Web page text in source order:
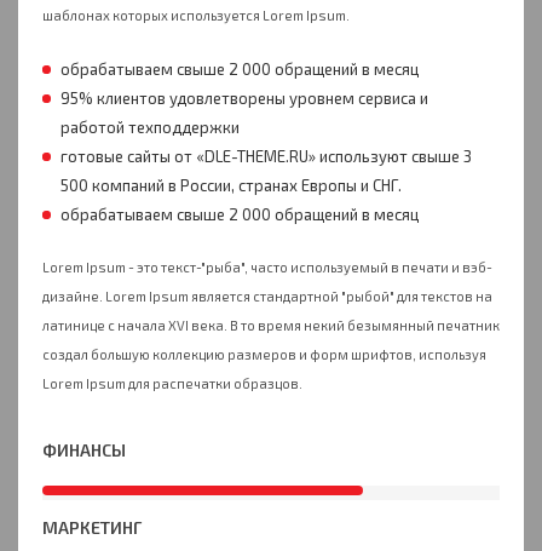
шаблонах которых используется Lorem Ipsum.
обрабатываем свыше 2 000 обращений в месяц
95% клиентов удовлетворены уровнем сервиса и
работой техподдержки
готовые сайты от «DLE-THEME.RU» используют свыше 3
500 компаний в России, странах Европы и СНГ.
обрабатываем свыше 2 000 обращений в месяц
Lorem Ipsum - это текст-"рыба", часто используемый в печати и вэб-
дизайне. Lorem Ipsum является стандартной "рыбой" для текстов на
латинице с начала XVI века. В то время некий безымянный печатник
создал большую коллекцию размеров и форм шрифтов, используя
Lorem Ipsum для распечатки образцов.
ФИНАНСЫ
МАРКЕТИНГ